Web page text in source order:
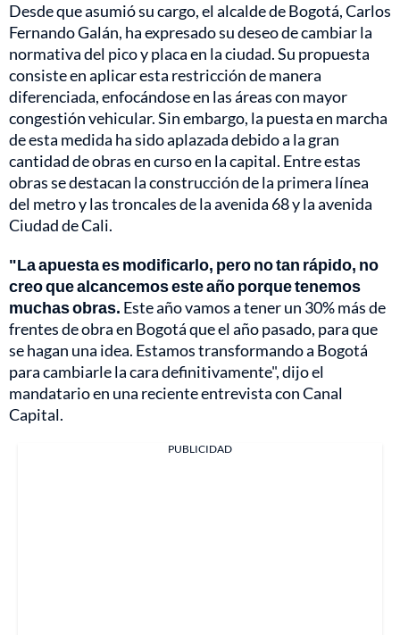
Desde que asumió su cargo, el alcalde de Bogotá, Carlos
Fernando Galán, ha expresado su deseo de cambiar la
normativa del pico y placa en la ciudad. Su propuesta
consiste en aplicar esta restricción de manera
diferenciada, enfocándose en las áreas con mayor
congestión vehicular. Sin embargo, la puesta en marcha
de esta medida ha sido aplazada debido a la gran
cantidad de obras en curso en la capital. Entre estas
obras se destacan la construcción de la primera línea
del metro y las troncales de la avenida 68 y la avenida
Ciudad de Cali.
"La apuesta es modificarlo, pero no tan rápido, no
creo que alcancemos este año porque tenemos
muchas obras. Este año vamos a tener un 30% más de
frentes de obra en Bogotá que el año pasado, para que
se hagan una idea. Estamos transformando a Bogotá
para cambiarle la cara definitivamente", dijo el
mandatario en una reciente entrevista con Canal
Capital.
PUBLICIDAD